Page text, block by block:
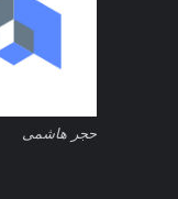
حجر هاشمى